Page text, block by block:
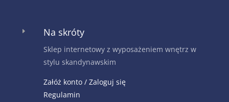
E Na skróty
Sklep internetowy z wyposażeniem wnętrz w
stylu skandynawskim
Załóż konto / Zaloguj się
Regulamin